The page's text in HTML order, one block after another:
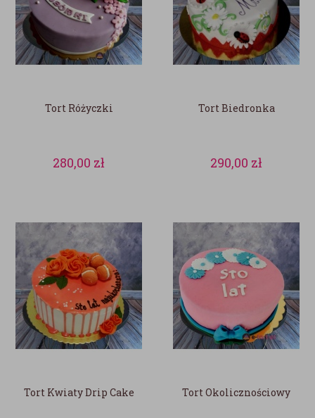
Tort Różyczki
280,00 zł
Tort Biedronka
290,00 zł
Tort Kwiaty Drip Cake Tort Okolicznościowy